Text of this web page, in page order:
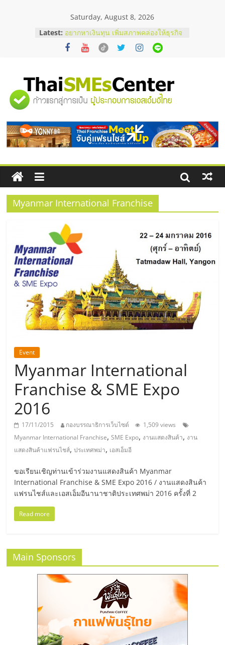
Saturday, August 8, 2026
Latest: อยากหาเงินทุน เพิ่มสภาพคล่องให้ธุรกิจ
เริ่มยังไงให้ผ่านฉลุย
สัมมนาออนไลน์ โอกาสบริหารสถานี
ThaiFranchise Meet Up จับคู่แฟรน
ไชส์ ครั้งที่ 8
ร้านเครื่องเสียงคุณภาพสูง พร้อม
บริษัท Cybersecurity ในไทยที่ไหนดี?
วิธีเลือกผู้ให้บริการให้คุ้มค่าและตอบ
โจทย์ธุรกิจ
"ศูนย์
รวม
ข้อมูล
ธุรกิจ
SME
แห่ง
ประเทศไทย,
ThaiSMEsCenter,
รวม
ธุรกิจ
เอ
ส
เอ็
มอี
ไทย,
SMEs,
แฟ
รน
ไชส์,
Myanmar International Franchise
Event
Myanmar International
Franchise & SME Expo
2016
17/11/2015 กองบรรณาธิการเว็บไซต์
1,509 views
Myanmar International Franchise,SME Expo, งานแสดงสินค้า, งาน
แสดงสินค้าแฟรนไชส์,ประเทศพม่า, เอสเอ็มอี
ขอเรียนเชิญท่านเข้าร่วมงานแสดงสินค้า Myanmar
International Franchise & SME Expo 2016 / งานแสดงสินค้า
แฟรนไชส์และเอสเอ็มอีนานาชาติประเทศพม่า 2016 ครั้งที่ 2
Read more
Main Sponsors